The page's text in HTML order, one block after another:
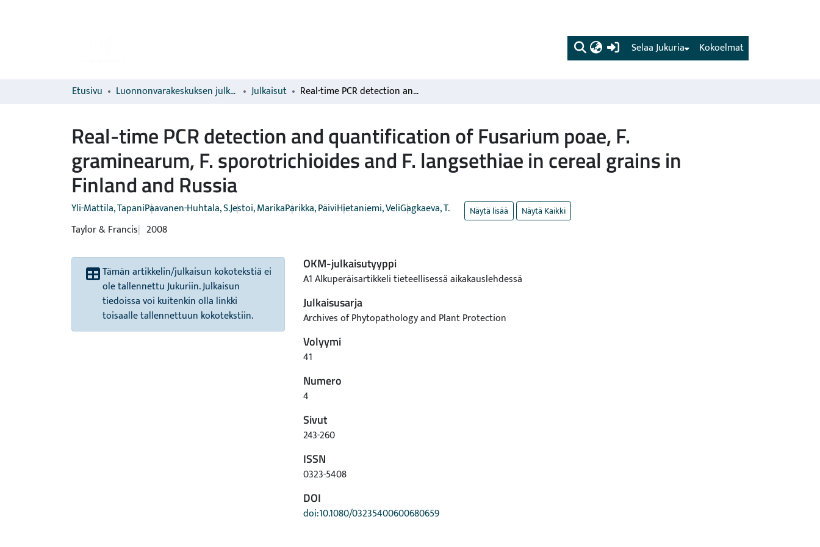
(current) Kokoelmat
Selaa Jukuria
Etusivu Luonnonvarakeskuksen julkaisut Julkaisut Real-time PCR detection and quantification of Fusarium poae, F. graminearum, F. sporotrichioides and F. langsethiae in cereal grains in Finland and Russia
Real-time PCR detection and quantification of Fusarium poae, F.
graminearum, F. sporotrichioides and F. langsethiae in cereal grains in
Finland and Russia
Yli-Mattila, TapaniPaavanen-Huhtala, S.Jestoi, MarikaParikka, PäiviHietaniemi, VeliGagkaeva, T. Näytä lisää Näytä Kaikki
Taylor & Francis 2008
Tämän artikkelin/julkaisun kokotekstiä ei
ole tallennettu Jukuriin. Julkaisun
tiedoissa voi kuitenkin olla linkki
toisaalle tallennettuun kokotekstiin.
OKM-julkaisutyyppi
A1 Alkuperäisartikkeli tieteellisessä aikakauslehdessä
Julkaisusarja
Archives of Phytopathology and Plant Protection
Volyymi
41
Numero
4
Sivut
243-260
ISSN
0323-5408
DOI
doi:10.1080/03235400600680659